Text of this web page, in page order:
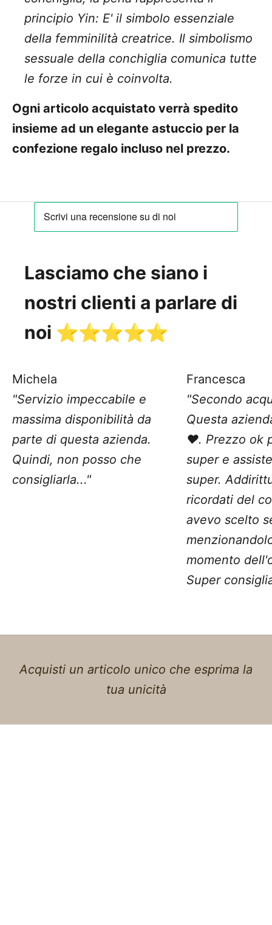
principio Yin: E' il simbolo essenziale
della femminilità creatrice. Il simbolismo
sessuale della conchiglia comunica tutte
le forze in cui è coinvolta.
Ogni articolo acquistato verrà spedito
insieme ad un elegante astuccio per la
confezione regalo incluso nel prezzo.
Lasciamo che siano i
nostri clienti a parlare di
noi ⭐️⭐️⭐️⭐️⭐️
Michela
"Servizio impeccabile e
massima disponibilità da
parte di questa azienda.
Quindi, non posso che
consigliarla..."
Francesca
"Secondo
Questa
❤️. Prezzo ok
super e
super.
ricordati del
avevo scelto
momento
Super
Acquisti un articolo unico che esprima la
tua unicità